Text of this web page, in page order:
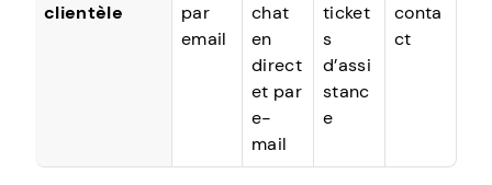
clientèle
par
email
chat
en
direct
et par
e-
mail
ticket
s
d’assi
stanc
e
conta
ct